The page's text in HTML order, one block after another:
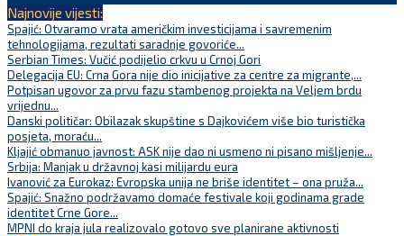
Najnovije vijesti:
Spajić: Otvaramo vrata američkim investicijama i savremenim
tehnologijama, rezultati saradnje govoriće...
Serbian Times: Vučić podijelio crkvu u Crnoj Gori
Delegacija EU: Crna Gora nije dio inicijative za centre za migrante,...
Potpisan ugovor za prvu fazu stambenog projekta na Veljem brdu
vrijednu...
Danski političar: Obilazak skupštine s Dajkovićem više bio turistička
posjeta, moraću...
Kljajić obmanuo javnost: ASK nije dao ni usmeno ni pisano mišljenje...
Srbija: Manjak u državnoj kasi milijardu eura
Ivanović za Eurokaz: Evropska unija ne briše identitet – ona pruža...
Spajić: Snažno podržavamo domaće festivale koji godinama grade
identitet Crne Gore...
MPNI do kraja jula realizovalo gotovo sve planirane aktivnosti